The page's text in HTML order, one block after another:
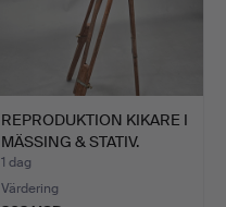
REPRODUKTION KIKARE I
MÄSSING & STATIV.
1 dag
Värdering